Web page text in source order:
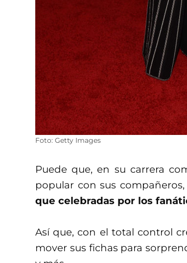
Foto: Getty Images
Puede que, en su carrera
popular con sus
que celebradas por los
Así que, con el total control
mover sus fichas para